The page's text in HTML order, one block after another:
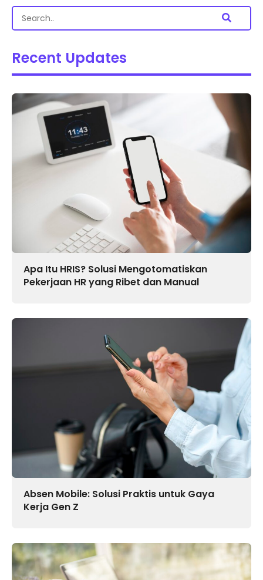
Recent Updates
Apa Itu HRIS? Solusi Mengotomatiskan
Pekerjaan HR yang Ribet dan Manual
Absen Mobile: Solusi Praktis untuk Gaya
Kerja Gen Z